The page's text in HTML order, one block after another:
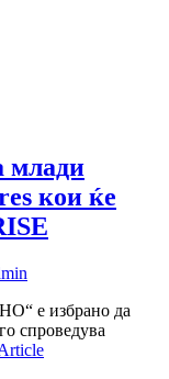
млади
кои ќе
e избрано да
спроведува